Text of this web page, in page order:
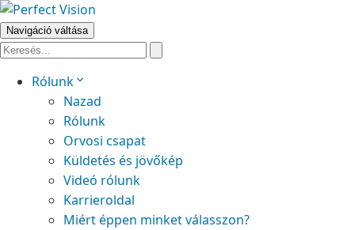
Navigáció váltása
Rólunk
Nazad
Rólunk
Orvosi csapat
Küldetés és jövőkép
Videó rólunk
Karrieroldal
Miért éppen minket válasszon?